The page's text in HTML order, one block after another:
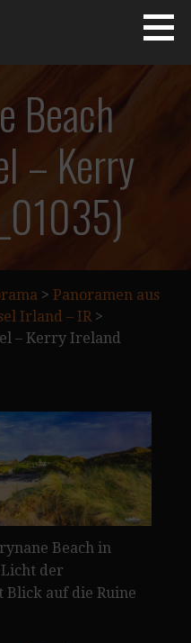
Beach
– Kerry
> Panoramen aus
Irland – IR>
– Kerry Ireland
Beach in
der
Blick auf die Ruine